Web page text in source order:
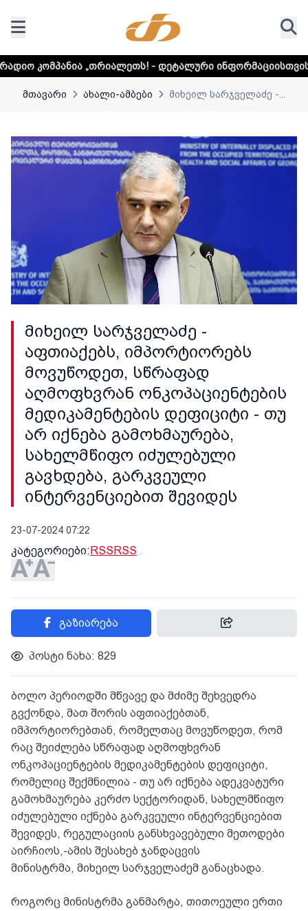
- დეტალური ინფორმაციისთვის დააკლიკეთ
მთავარი ახალი-ამბები მიხეილ სარჯველაძე -...
მიხეილ სარჯველაძე -
აფთიაქებს, იმპორტიორებს
მოვუწოდეთ, სწრაფად
აღმოფხვრან ონკოპაციენტების
მედიკამენტების დეფიციტი - თუ
არ იქნება გამოხმაურება,
სახელმწიფო იძულებული
გავხდება, გარკვეული
ინტერვენციებით შევიდეს
23-07-2024 07:22
კატეგორიები:RSSRSS
გაზიარება
პოსტი ნახა: 829
ბოლო პერიოდში მწვავე და მძიმე შეხვედრა
გვქონდა, მათ შორის აფთიაქებთან,
იმპორტიორებთან, რომელთაც მოვუწოდეთ, რომ
რაც შეიძლება სწრაფად აღმოფხვრან
ონკოპაციენტების მედიკამენტების დეფიციტი,
რომელიც შექმნილია - თუ არ იქნება ადეკვატური
გამოხმაურება კერძო სექტორიდან, სახელმწიფო
იძულებული იქნება გარკვეული ინტერვენციებით
შევიდეს, რეგულაციის განსხვავებული მეთოდები
აირჩიოს,-ამის შესახებ ჯანდაცვის
მინისტრმა, მიხეილ სარჯველაძემ განაცხადა.
როგორც მინისტრმა განმარტა, თითოეული ერთი